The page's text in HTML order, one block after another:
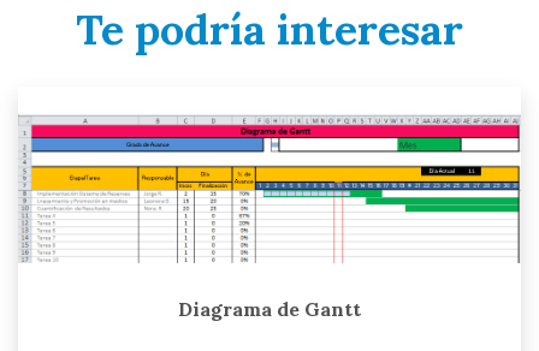
Te podría interesar
Diagrama de Gantt